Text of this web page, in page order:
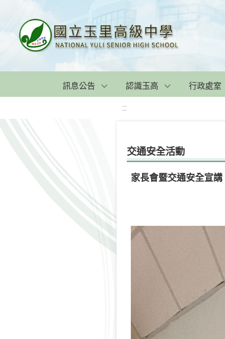
訊息公告 認識玉高 行政處室
:::
交通安全活動
家長會暨交通安全宣講